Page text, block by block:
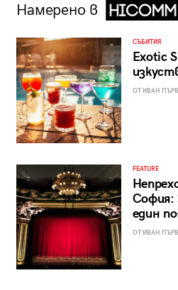
Намерено в
СЪБИТИЯ
Exotic
ОТ ИВАН
FEATURE
София:
един
ОТ ИВАН